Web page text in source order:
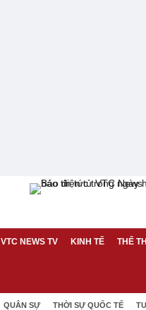
VTC NEWS TV KINH TẾ THỂ
QUÂN SỰ THỜI SỰ QUỐC TẾ